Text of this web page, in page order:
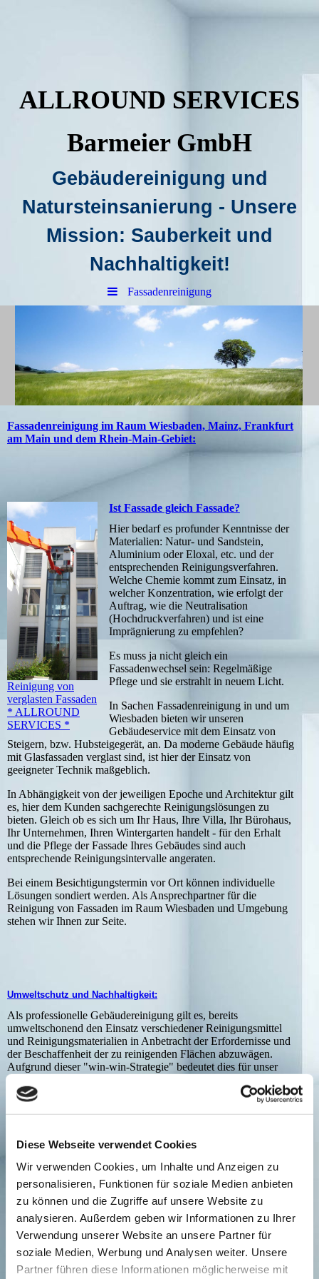
Diese Webseite verwendet Cookies
Wir verwenden Cookies, um Inhalte und Anzeigen zu
personalisieren, Funktionen für soziale Medien anbieten
zu können und die Zugriffe auf unsere Website zu
analysieren. Außerdem geben wir Informationen zu Ihrer
Verwendung unserer Website an unsere Partner für
soziale Medien, Werbung und Analysen weiter. Unsere
Partner führen diese Informationen möglicherweise mit
ALLROUND SERVICES
Barmeier GmbH
Gebäudereinigung und
Natursteinsanierung - Unsere
Mission: Sauberkeit und
Nachhaltigkeit!
Fassadenreinigung
Fassadenreinigung im Raum Wiesbaden, Mainz, Frankfurt
am Main und dem Rhein-Main-Gebiet:
Reinigung von
verglasten Fassaden
* ALLROUND
SERVICES *
Ist Fassade gleich Fassade?
Hier bedarf es profunder Kenntnisse der
Materialien: Natur- und Sandstein,
Aluminium oder Eloxal, etc. und der
entsprechenden Reinigungsverfahren.
Welche Chemie kommt zum Einsatz, in
welcher Konzentration, wie erfolgt der
Auftrag, wie die Neutralisation
(Hochdruckverfahren) und ist eine
Imprägnierung zu empfehlen?
Es muss ja nicht gleich ein
Fassadenwechsel sein: Regelmäßige
Pflege und sie erstrahlt in neuem Licht.
In Sachen Fassadenreinigung in und um
Wiesbaden bieten wir unseren
Gebäudeservice mit dem Einsatz von
Steigern, bzw. Hubsteigegerät, an. Da moderne Gebäude häufig
mit Glasfassaden verglast sind, ist hier der Einsatz von
geeigneter Technik maßgeblich.
In Abhängigkeit von der jeweiligen Epoche und Architektur gilt
es, hier dem Kunden sachgerechte Reinigungslösungen zu
bieten. Gleich ob es sich um Ihr Haus, Ihre Villa, Ihr Bürohaus,
Ihr Unternehmen, Ihren Wintergarten handelt - für den Erhalt
und die Pflege der Fassade Ihres Gebäudes sind auch
entsprechende Reinigungsintervalle angeraten.
Bei einem Besichtigungstermin vor Ort können individuelle
Lösungen sondiert werden. Als Ansprechpartner für die
Reinigung von Fassaden im Raum Wiesbaden und Umgebung
stehen wir Ihnen zur Seite.
Umweltschutz und Nachhaltigkeit:
Als professionelle Gebäudereinigung gilt es, bereits
umweltschonend den Einsatz verschiedener Reinigungsmittel
und Reinigungsmaterialien in Anbetracht der Erfordernisse und
der Beschaffenheit der zu reinigenden Flächen abzuwägen.
Aufgrund dieser "win-win-Strategie" bedeutet dies für unser
Unternehmen eine Verbesserung der Umweltleistung. Durch die
Erfassung und Analyse von Einsparpotenzialen wurden
Einsparpotentiale ermittelt, die zu einer nachhaltigen
Kostensenkung und Ökobilanz führen. Weitere Informationen
Nachhaltigkeit finden Siehier.
Gerne unterbreiten wir Ihnen ein individuelles Angebot. Bitte schicken
Sie uns IhreAnfrageoder rufen Sie uns an!